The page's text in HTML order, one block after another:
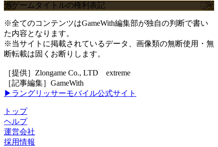
当ゲームタイトルの権利表記
※全てのコンテンツはGameWith編集部が独自の判断で書い
た内容となります。
※当サイトに掲載されているデータ、画像類の無断使用・無
断転載は固くお断りします。
［提供］Zlongame Co., LTD extreme
［記事編集］GameWith
▶ラングリッサーモバイル公式サイト
トップ
ヘルプ
運営会社
採用情報